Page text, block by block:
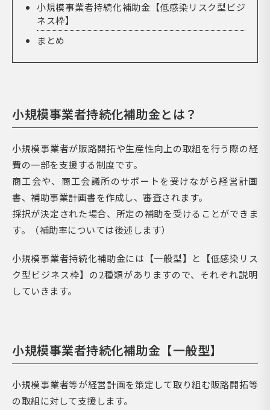
小規模事業者持続化補助金【低感染リスク型ビジ
ネス枠】
まとめ
小規模事業者持続化補助金とは？
小規模事業者が販路開拓や生産性向上の取組を行う際の経
費の一部を支援する制度です。
商工会や、商工会議所のサポートを受けながら経営計画
書、補助事業計画書を作成し、審査されます。
採択が決定された場合、所定の補助を受けることができま
す。（補助率については後述します）
小規模事業者持続化補助金には【一般型】と【低感染リス
ク型ビジネス枠】の2種類がありますので、それぞれ説明
していきます。
小規模事業者持続化補助金【一般型】
小規模事業者等が経営計画を策定して取り組む販路開拓等
の取組に対して支援します。